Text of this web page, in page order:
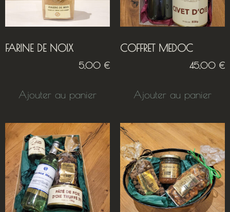
FARINE DE NOIX
5,00 €
Ajouter au panier
COFFRET MEDOC
45,00 €
Ajouter au panier